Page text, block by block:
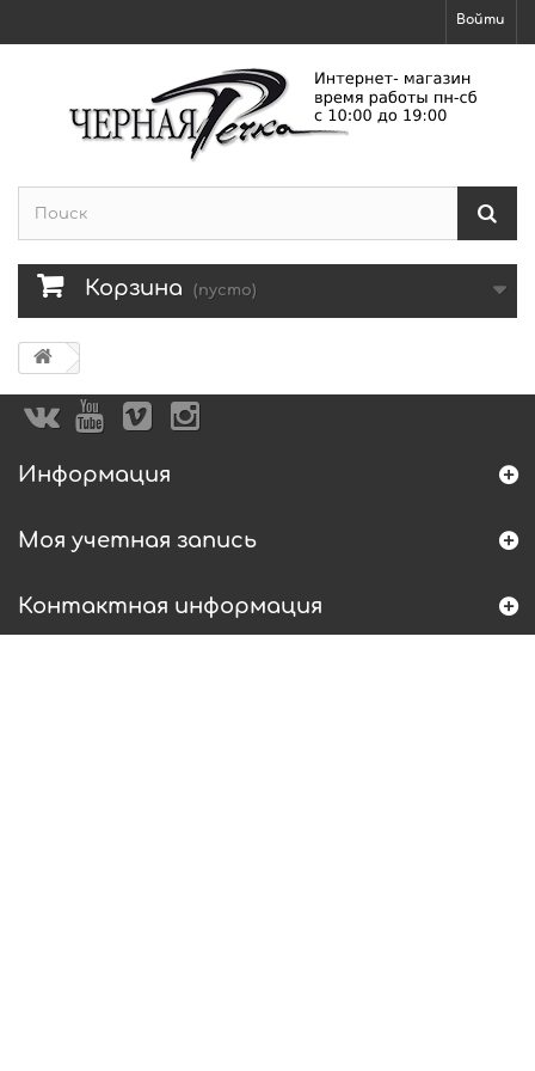
Войти
Корзина (пусто)
Информация
Моя учетная запись
Контактная информация